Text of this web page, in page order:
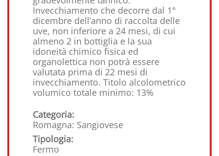
Invecchiamento che decorre dal 1°
dicembre dell’anno di raccolta delle
uve, non inferiore a 24 mesi, di cui
almeno 2 in bottiglia e la sua
idoneità chimico fisica ed
organolettica non potrà essere
valutata prima di 22 mesi di
invecchiamento. Titolo alcolometrico
volumico totale minimo: 13%
Categoria:
Romagna: Sangiovese
Tipologia:
Fermo